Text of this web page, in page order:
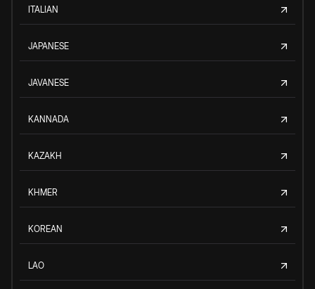
ITALIAN
JAPANESE
JAVANESE
KANNADA
KAZAKH
KHMER
KOREAN
LAO